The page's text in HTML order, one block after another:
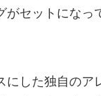
セットになっ
した独自のア